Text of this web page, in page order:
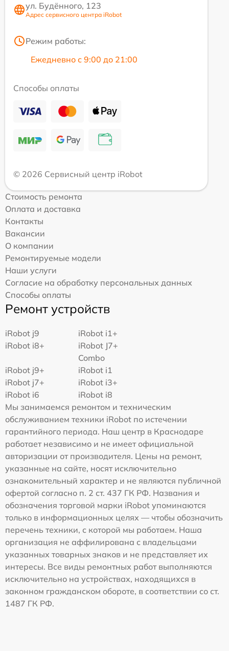
ул. Будённого, 123
Адрес сервисного центра iRobot
Режим работы:
Ежедневно с 9:00 до 21:00
Способы оплаты
© 2026 Сервисный центр iRobot
Стоимость ремонта
Оплата и доставка
Контакты
Вакансии
О компании
Ремонтируемые модели
Наши услуги
Согласие на обработку персональных данных
Способы оплаты
Ремонт устройств
iRobot j9
iRobot i1+
iRobot i8+
iRobot J7+
Combo
iRobot j9+
iRobot i1
iRobot j7+
iRobot i3+
iRobot i6
iRobot i8
Мы занимаемся ремонтом и техническим
обслуживанием техники iRobot по истечении
гарантийного периода. Наш центр в Краснодаре
работает независимо и не имеет официальной
авторизации от производителя. Цены на ремонт,
указанные на сайте, носят исключительно
ознакомительный характер и не являются публичной
офертой согласно п. 2 ст. 437 ГК РФ. Названия и
обозначения торговой марки iRobot упоминаются
только в информационных целях — чтобы обозначить
перечень техники, с которой мы работаем. Наша
организация не аффилирована с владельцами
указанных товарных знаков и не представляет их
интересы. Все виды ремонтных работ выполняются
исключительно на устройствах, находящихся в
законном гражданском обороте, в соответствии со ст.
1487 ГК РФ.